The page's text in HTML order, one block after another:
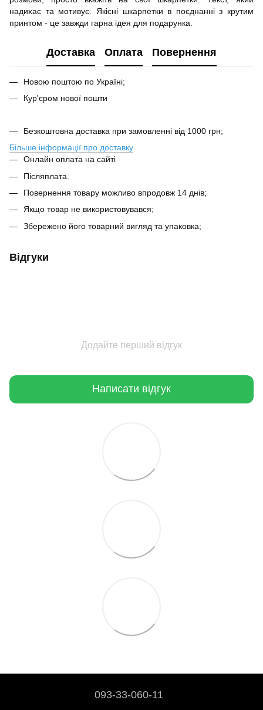
надихає та мотивує. Якісні шкарпетки в поєднанні з крутим
принтом - це завжди гарна ідея для подарунка.
Доставка Оплата Повернення
Новою поштою по Україні;
Кур'єром нової пошти
Безкоштовна доставка при замовленні від 1000 грн;
Більше інформації про доставку
Онлайн оплата на сайті
Післяплата.
Повернення товару можливо впродовж 14 днів;
Якщо товар не використовувався;
Збережено його товарний вигляд та упаковка;
Відгуки
Додайте перший відгук
Написати відгук
093-33-060-11